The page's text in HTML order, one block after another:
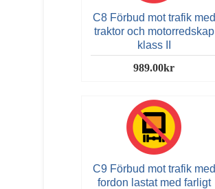
C8 Förbud mot trafik med
traktor och motorredskap
klass II
989.00kr
C9 Förbud mot trafik med
fordon lastat med farligt